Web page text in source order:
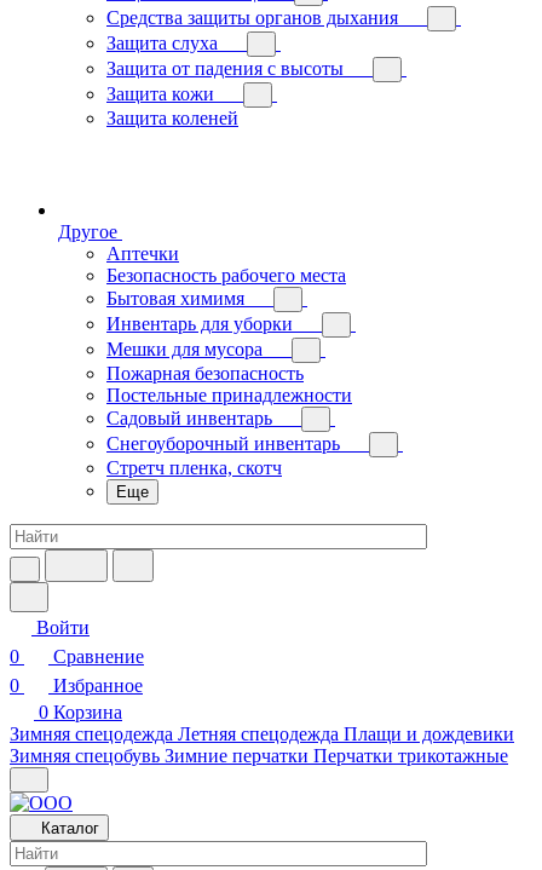
Средства защиты органов дыхания
Защита слуха
Защита от падения с высоты
Защита кожи
Защита коленей
Другое
Аптечки
Безопасность рабочего места
Бытовая химимя
Инвентарь для уборки
Мешки для мусора
Пожарная безопасность
Постельные принадлежности
Садовый инвентарь
Снегоуборочный инвентарь
Стретч пленка, скотч
Еще
Войти
0
Сравнение
0
Избранное
0 Корзина
Зимняя спецодежда Летняя спецодежда Плащи и дождевики
Зимняя спецобувь Зимние перчатки Перчатки трикотажные
Каталог